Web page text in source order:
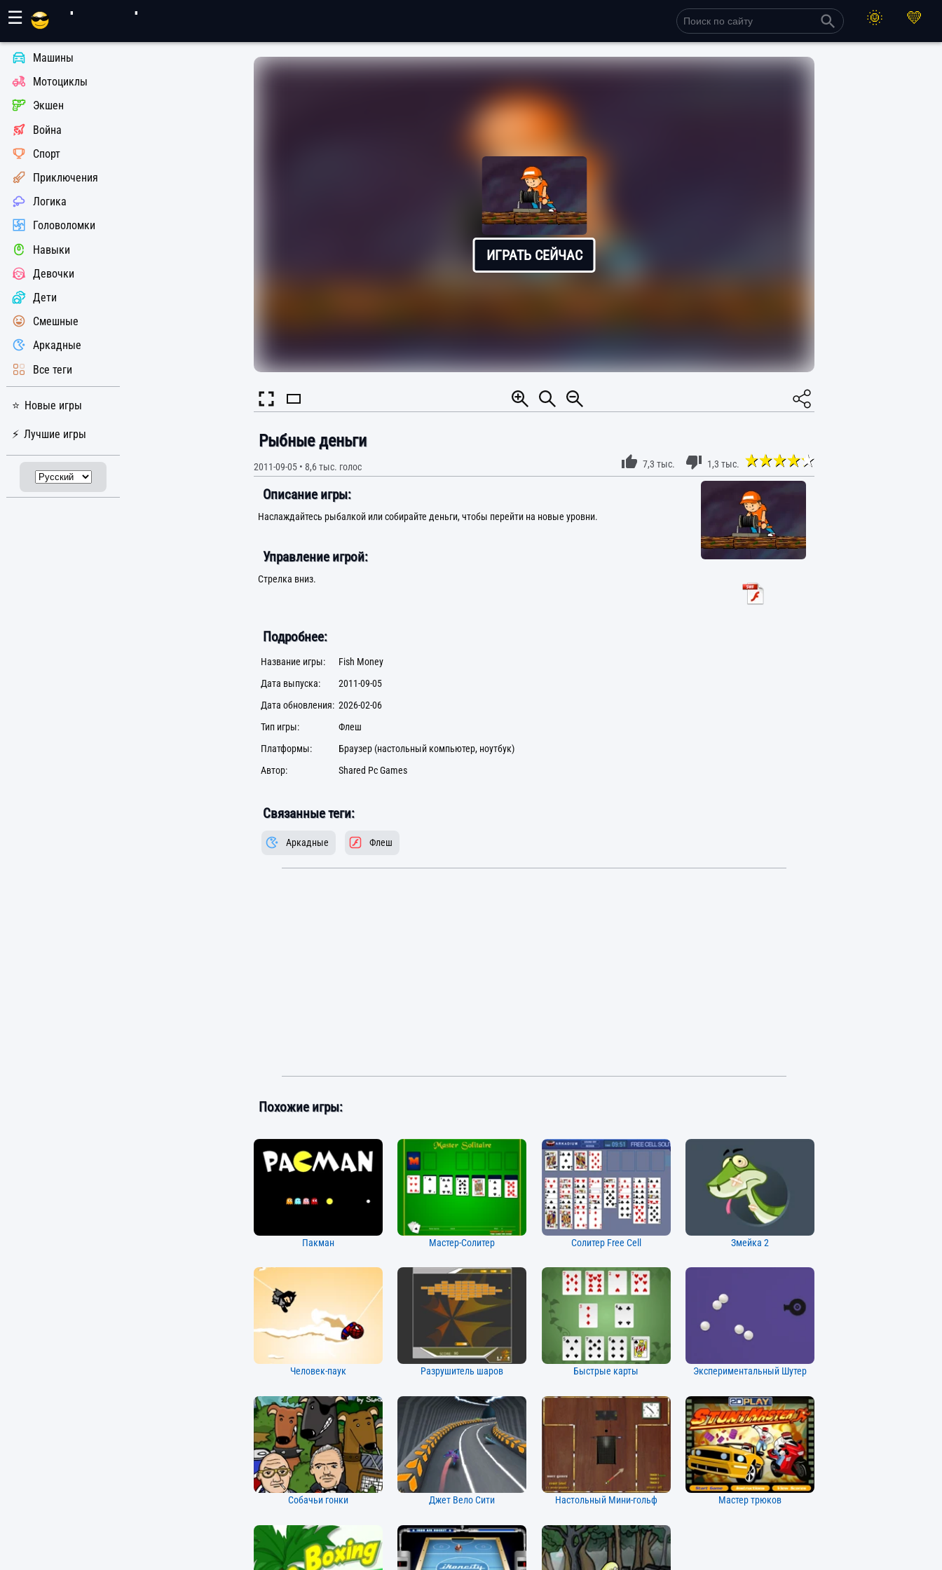
☰
Машины
Мотоциклы
Экшен
Война
Спорт
Приключения
Логика
Головоломки
Навыки
Девочки
Дети
Смешные
Аркадные
Все теги
Новые игры
Лучшие игры
ИГРАТЬ СЕЙЧАС
Рыбные деньги
2011-09-05• 8,6 тыс. голос 7,3 тыс. 1,3 тыс.
Описание игры:
Наслаждайтесь рыбалкой или собирайте деньги, чтобы перейти на новые уровни.
Управление игрой:
Стрелка вниз.
Подробнее:
Название игры:
Fish Money
Дата выпуска:
2011-09-05
Дата обновления: 2026-02-06
Тип игры:
Флеш
Платформы:
Браузер (настольный компьютер, ноутбук)
Автор:
Shared Pc Games
Связанные теги:
Аркадные Флеш
Похожие игры:
Пакман Мастер-Солитер Солитер Free Cell Змейка 2
Человек-паук Разрушитель шаров Быстрые карты Экспериментальный Шутер
Собачьи гонки Джет Вело Сити Настольный Мини-гольф Мастер трюков